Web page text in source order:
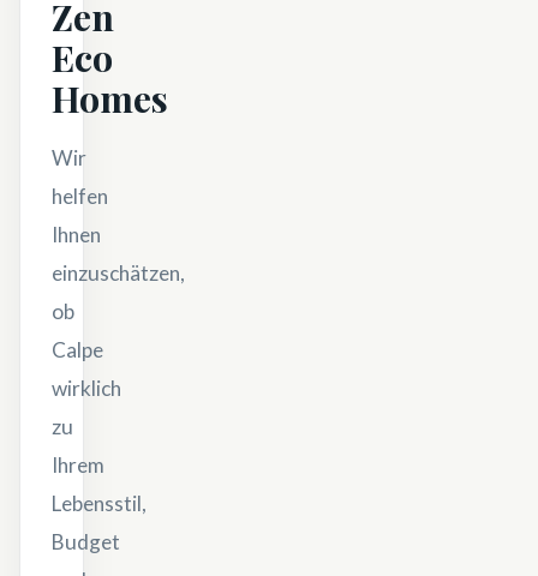
Zen
Eco
Homes
Wir
helfen
Ihnen
einzuschätzen,
ob
Calpe
wirklich
zu
Ihrem
Lebensstil,
Budget